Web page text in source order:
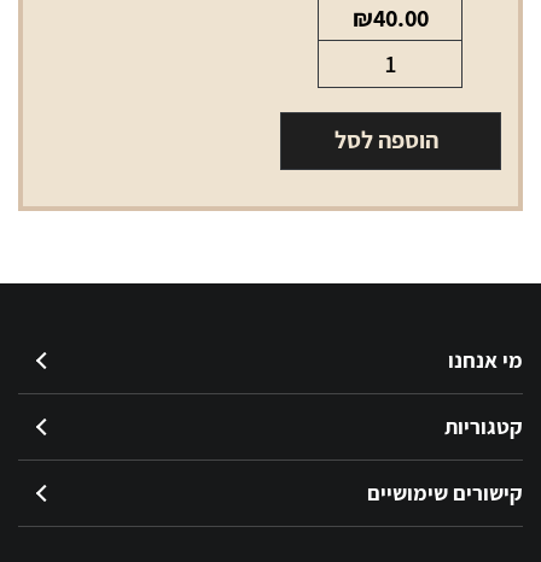
₪40.00
של
אל
הוספה לסל
מי אנחנו
קטגוריות
קישורים שימושיים